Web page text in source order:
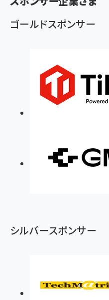
ず
ゴールドスポンサー
シルバースポンサー